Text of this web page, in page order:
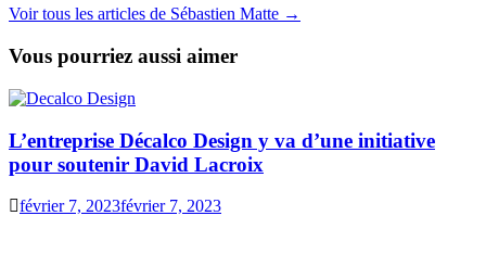
Voir tous les articles de Sébastien Matte →
Vous pourriez aussi aimer
L’entreprise Décalco Design y va d’une initiative
pour soutenir David Lacroix
février 7, 2023février 7, 2023